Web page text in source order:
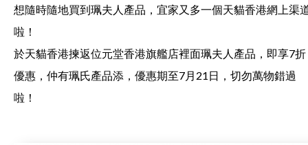
想隨時隨地買到珮夫人產品，宜家又多一個天貓香港網上渠
啦！
於天貓香港揀返位元堂香港旗艦店裡面珮夫人產品，即享7折
優惠，仲有珮氏產品添，優惠期至7月21日，切勿萬物錯過
啦！